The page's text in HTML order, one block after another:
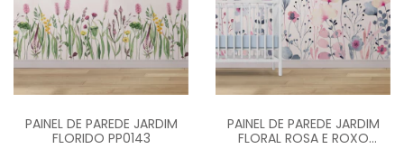
PAINEL DE PAREDE JARDIM
FLORIDO PP0143
PAINEL DE PAREDE JARDIM
FLORAL ROSA E ROXO